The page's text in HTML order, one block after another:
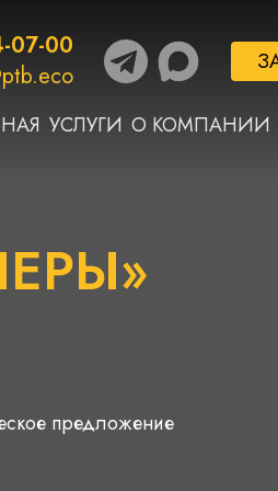
07-00
УСЛУГИ О КОМПАНИИ
предложение